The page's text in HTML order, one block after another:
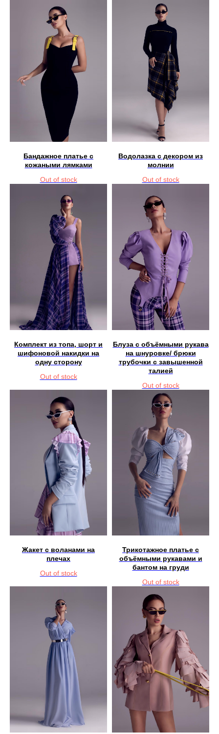
Бандажное платье с
кожаными лямками
Out of stock
Водолазка с декором из
молнии
Out of stock
Комплект из топа, шорт и
шифоновой накидки на
одну сторону
Out of stock
Блуза с объёмными рукава
на шнуровке/ брюки
трубочки с завышенной
талией
Out of stock
Жакет с воланами на
плечах
Out of stock
Трикотажное платье с
объёмными рукавами и
бантом на груди
Out of stock